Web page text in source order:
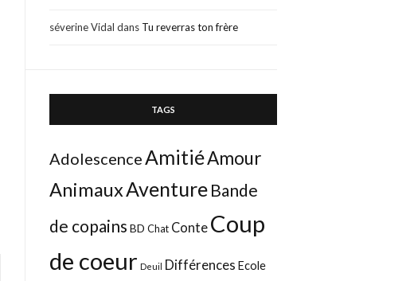
séverine Vidal dans Tu reverras ton frère
TAGS
AdolescenceAmitiéAmour
AnimauxAventure Bande
de copains BD Chat Conte Coup
de coeur Deuil Différences Ecole